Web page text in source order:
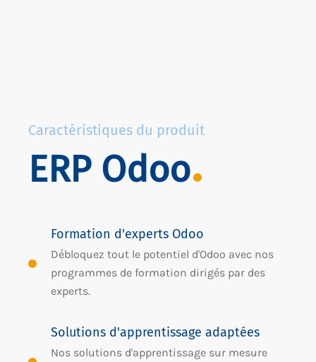
Caractéristiques du produit
ERP Odoo
Formation d'experts Odoo
Débloquez tout le potentiel d'Odoo avec nos
programmes de formation dirigés par des
experts.
Solutions d'apprentissage adaptées
Nos solutions d'apprentissage sur mesure